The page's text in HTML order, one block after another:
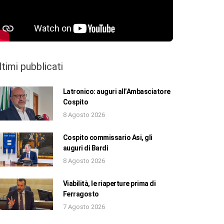
pubblicati
Latronico: auguri all’Ambasciatore
Cospito
8 Agosto 2026
Cospito commissario Asi, gli
auguri di Bardi
8 Agosto 2026
Viabilità, le riaperture prima di
Ferragosto
7 Agosto 2026